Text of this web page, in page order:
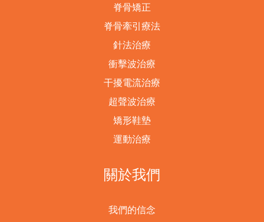
脊骨矯正
脊骨牽引療法
針法治療
衝擊波治療
干擾電流治療
超聲波治療
矯形鞋墊
運動治療
關於我們
我們的信念